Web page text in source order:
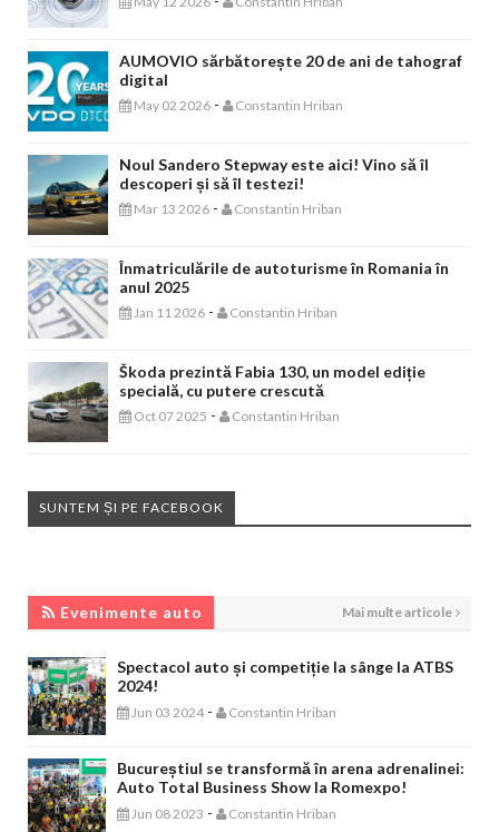
AUMOVIO sărbătorește 20 de ani de tahograf
digital
May 02 2026 - Constantin Hriban
Noul Sandero Stepway este aici! Vino să îl
descoperi și să îl testezi!
Mar 13 2026 - Constantin Hriban
Înmatriculările de autoturisme în Romania în
anul 2025
Jan 11 2026 - Constantin Hriban
Škoda prezintă Fabia 130, un model ediție
specială, cu putere crescută
Oct 07 2025 - Constantin Hriban
SUNTEM ȘI PE FACEBOOK
Evenimente auto Mai multe articole
Spectacol auto și competiție la sânge la ATBS
2024!
Jun 03 2024 - Constantin Hriban
Bucureștiul se transformă în arena adrenalinei:
Auto Total Business Show la Romexpo!
Jun 08 2023 - Constantin Hriban